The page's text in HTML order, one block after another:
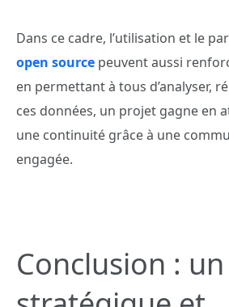
Dans ce cadre, l’utilisation et le
open source peuvent aussi
en permettant à tous d’analyser,
ces données, un projet gagne en
une continuité grâce à une
engagée.
Conclusion :